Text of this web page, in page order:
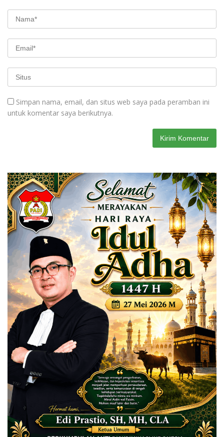
Simpan nama, email, dan situs web saya pada peramban ini
untuk komentar saya berikutnya.